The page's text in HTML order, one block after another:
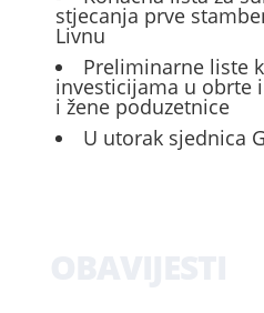
stjecanja prve
Livnu
Preliminarne liste
investicijama u obrte
i žene poduzetnice
U utorak sjednica